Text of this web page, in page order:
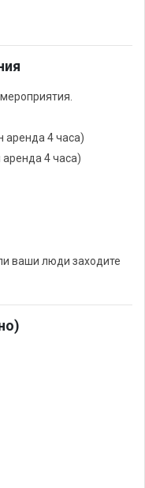
аренда 4 часа)
аренда 4 часа)
ваши люди заходите